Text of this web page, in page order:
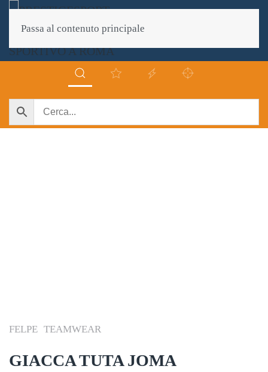
Passa al contenuto principale
FELPE TEAMWEAR
GIACCA TUTA JOMA